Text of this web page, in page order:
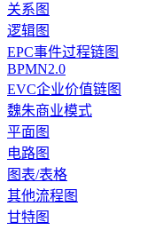
关系图
逻辑图
EPC事件过程链图
BPMN2.0
EVC企业价值链图
魏朱商业模式
平面图
电路图
图表/表格
其他流程图
甘特图